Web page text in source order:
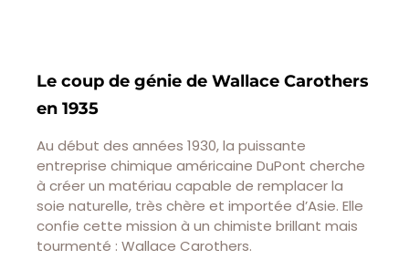
Le coup de génie de Wallace Carothers
en 1935
Au début des années 1930, la puissante
entreprise chimique américaine DuPont cherche
à créer un matériau capable de remplacer la
soie naturelle, très chère et importée d’Asie. Elle
confie cette mission à un chimiste brillant mais
tourmenté : Wallace Carothers.